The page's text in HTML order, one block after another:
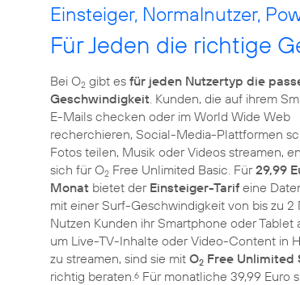
Einsteiger, Normalnutzer,
Für Jeden die richtige
Bei O2 gibt es für jeden Nutzertyp die
Geschwindigkeit. Kunden, die auf ihrem
E-Mails checken oder im World Wide Web
recherchieren, Social-Media-Plattformen
Fotos teilen, Musik oder Videos streamen,
sich für O2 Free Unlimited Basic. Für29,99
Monat bietet der Einsteiger-Tarif eine
mit einer Surf-Geschwindigkeit von bis zu 2
Nutzen Kunden ihr Smartphone oder Tablet
um Live-TV-Inhalte oder Video-Content in
zu streamen, sind sie mit O2 Free Unlimited
richtig beraten.6 Für monatliche 39,99 Euro